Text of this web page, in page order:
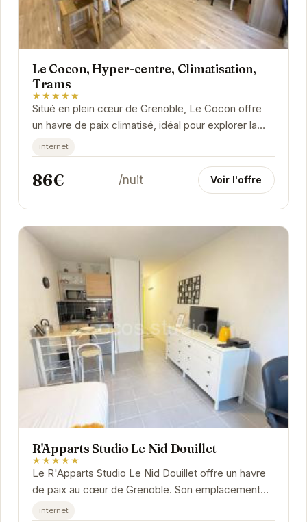
Le Cocon, Hyper-centre, Climatisation,
Trams
★★★★★
Situé en plein cœur de Grenoble, Le Cocon offre
un havre de paix climatisé, idéal pour explorer la
ville. À proximité des transports en commun,...
internet
86€ /nuit Voir l'offre
R'Apparts Studio Le Nid Douillet
★★★★★
Le R'Apparts Studio Le Nid Douillet offre un havre
de paix au cœur de Grenoble. Son emplacement
privilégié permet d'explorer facilement la ville...
internet